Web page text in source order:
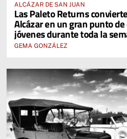
ALCÁZAR DE SAN JUAN
Las Paleto Returns
Alcázar en un gran punto
jóvenes durante toda la
GEMA GONZÁLEZ